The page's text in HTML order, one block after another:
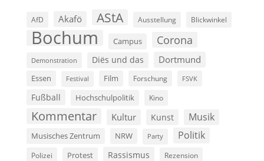
AfD Akafö AStA Ausstellung Blickwinkel
Bochum Campus Corona
Demonstration Diës und das Dortmund
Essen Festival Film Forschung FSVK
Fußball Hochschulpolitik Kino
Kommentar Kultur Kunst Musik
Musisches Zentrum NRW Party Politik
Polizei Protest Rassismus Rezension